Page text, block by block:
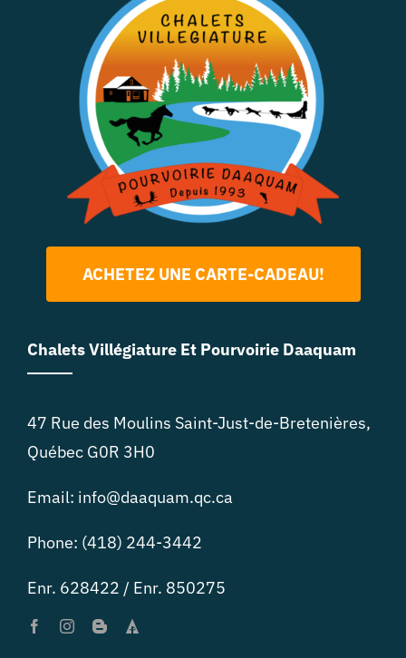
ACHETEZ UNE CARTE-CADEAU!
Chalets Villégiature Et Pourvoirie Daaquam
47 Rue des Moulins Saint-Just-de-Bretenières,
Québec G0R 3H0
Email: info@daaquam.qc.ca
Phone: (418) 244-3442
Enr. 628422 / Enr. 850275